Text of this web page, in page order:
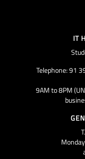
IT
Telephone: 91
9AM to 8PM